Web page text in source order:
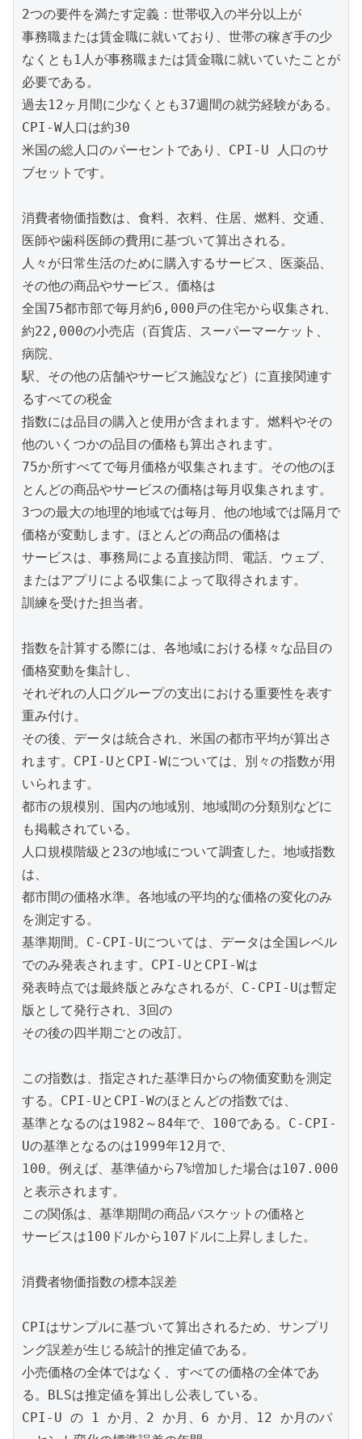
2つの要件を満たす定義：世帯収入の半分以上が
事務職または賃金職に就いており、世帯の稼ぎ手の少
なくとも1人が事務職または賃金職に就いていたことが
必要である。
過去12ヶ月間に少なくとも37週間の就労経験がある。
CPI-W人口は約30
米国の総人口のパーセントであり、CPI-U 人口のサ
ブセットです。
消費者物価指数は、食料、衣料、住居、燃料、交通、
医師や歯科医師の費用に基づいて算出される。
人々が日常生活のために購入するサービス、医薬品、
その他の商品やサービス。価格は
全国75都市部で毎月約6,000戸の住宅から収集され、
約22,000の小売店（百貨店、スーパーマーケット、
病院、
駅、その他の店舗やサービス施設など）に直接関連す
るすべての税金
指数には品目の購入と使用が含まれます。燃料やその
他のいくつかの品目の価格も算出されます。
75か所すべてで毎月価格が収集されます。その他のほ
とんどの商品やサービスの価格は毎月収集されます。
3つの最大の地理的地域では毎月、他の地域では隔月で
価格が変動します。ほとんどの商品の価格は
サービスは、事務局による直接訪問、電話、ウェブ、
またはアプリによる収集によって取得されます。
訓練を受けた担当者。
指数を計算する際には、各地域における様々な品目の
価格変動を集計し、
それぞれの人口グループの支出における重要性を表す
重み付け。
その後、データは統合され、米国の都市平均が算出さ
れます。CPI-UとCPI-Wについては、別々の指数が用
いられます。
都市の規模別、国内の地域別、地域間の分類別などに
も掲載されている。
人口規模階級と23の地域について調査した。地域指数
は、
都市間の価格水準。各地域の平均的な価格の変化のみ
を測定する。
基準期間。C-CPI-Uについては、データは全国レベル
でのみ発表されます。CPI-UとCPI-Wは
発表時点では最終版とみなされるが、C-CPI-Uは暫定
版として発行され、3回の
その後の四半期ごとの改訂。
この指数は、指定された基準日からの物価変動を測定
する。CPI-UとCPI-Wのほとんどの指数では、
基準となるのは1982～84年で、100である。C-CPI-
Uの基準となるのは1999年12月で、
100。例えば、基準値から7%増加した場合は107.000
と表示されます。
この関係は、基準期間の商品バスケットの価格と
サービスは100ドルから107ドルに上昇しました。
消費者物価指数の標本誤差
CPIはサンプルに基づいて算出されるため、サンプリ
ング誤差が生じる統計的推定値である。
小売価格の全体ではなく、すべての価格の全体であ
る。BLSは推定値を算出し公表している。
CPI-U の 1 か月、2 か月、6 か月、12 か月のパ